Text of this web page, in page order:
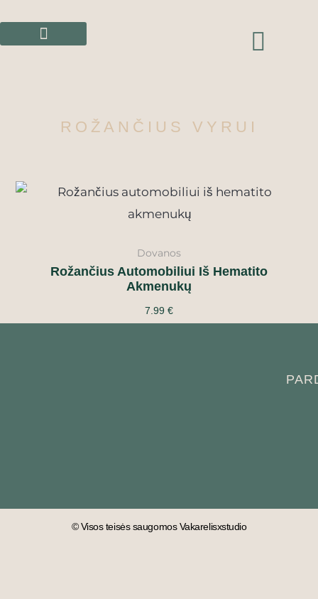
ROŽANČIUS VYRUI
Dovanos
Rožančius Automobiliui Iš Hematito
Akmenukų
7.99 €
© Visos teisės saugomos Vakarelisxstudio